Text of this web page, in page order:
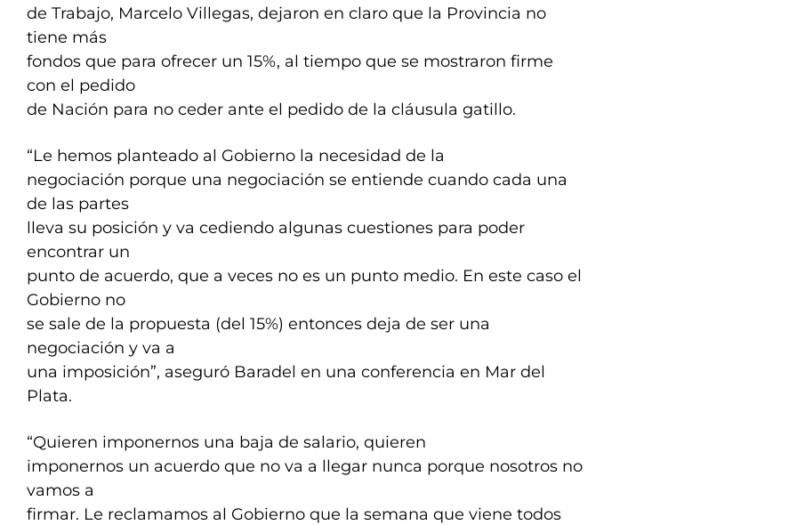
de Trabajo, Marcelo Villegas, dejaron en claro que la Provincia no
tiene más
fondos que para ofrecer un 15%, al tiempo que se mostraron firme
con el pedido
de Nación para no ceder ante el pedido de la cláusula gatillo.
“Le hemos planteado al Gobierno la necesidad de la
negociación porque una negociación se entiende cuando cada una
de las partes
lleva su posición y va cediendo algunas cuestiones para poder
encontrar un
punto de acuerdo, que a veces no es un punto medio. En este caso el
Gobierno no
se sale de la propuesta (del 15%) entonces deja de ser una
negociación y va a
una imposición”, aseguró Baradel en una conferencia en Mar del
Plata.
“Quieren imponernos una baja de salario, quieren
imponernos un acuerdo que no va a llegar nunca porque nosotros no
vamos a
firmar. Le reclamamos al Gobierno que la semana que viene todos